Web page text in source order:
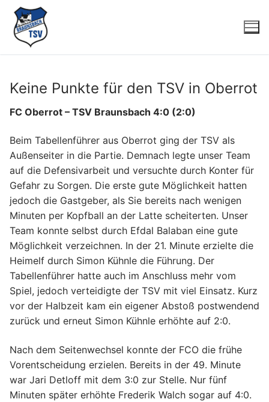
Zum
Inhalt
springen
Suchen
nach:
Startseite
Fussball
Herren
Jugend
Freizeitkicker
Tennis
Tennis – Herren
Tennis – Damen
Breitensport
Erwachsene
Aqua Fitness
Badminton
Ballett
Eltern-Kind-Turnen
Der Verein
Sponsoren
Mitglied werden
Keine Punkte für den TSV in Oberrot
FC Oberrot – TSV Braunsbach 4:0 (2:0)
Beim Tabellenführer aus Oberrot ging der TSV als
Außenseiter in die Partie. Demnach legte unser Team
auf die Defensivarbeit und versuchte durch Konter für
Gefahr zu Sorgen. Die erste gute Möglichkeit hatten
jedoch die Gastgeber, als Sie bereits nach wenigen
Minuten per Kopfball an der Latte scheiterten. Unser
Team konnte selbst durch Efdal Balaban eine gute
Möglichkeit verzeichnen. In der 21. Minute erzielte die
Heimelf durch Simon Kühnle die Führung. Der
Tabellenführer hatte auch im Anschluss mehr vom
Spiel, jedoch verteidigte der TSV mit viel Einsatz. Kurz
vor der Halbzeit kam ein eigener Abstoß postwendend
zurück und erneut Simon Kühnle erhöhte auf 2:0.
Nach dem Seitenwechsel konnte der FCO die frühe
Vorentscheidung erzielen. Bereits in der 49. Minute
war Jari Detloff mit dem 3:0 zur Stelle. Nur fünf
Minuten später erhöhte Frederik Walch sogar auf 4:0.